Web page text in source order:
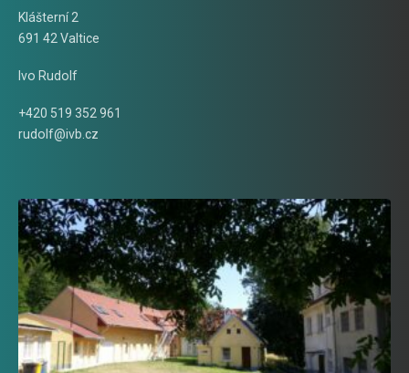
Klášterní 2
691 42 Valtice
Ivo Rudolf
+420 519 352 961
rudolf@ivb.cz